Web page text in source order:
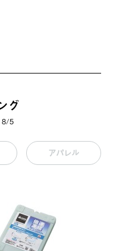
グ
8/5
アパレル